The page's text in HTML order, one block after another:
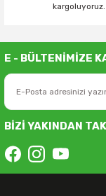
kargoluyoruz.
E - BÜLTENİMİZE
BİZİ YAKINDAN